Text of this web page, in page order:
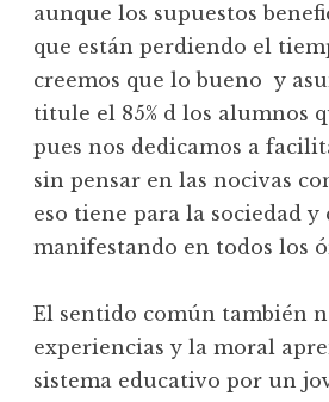
aunque los supuestos
que están perdiendo el
creemos que lo bueno y
titule el 85% d los alumnos
pues nos dedicamos a
sin pensar en las nocivas
eso tiene para la sociedad y
manifestando en todos los
El sentido común también
experiencias y la moral
sistema educativo por un